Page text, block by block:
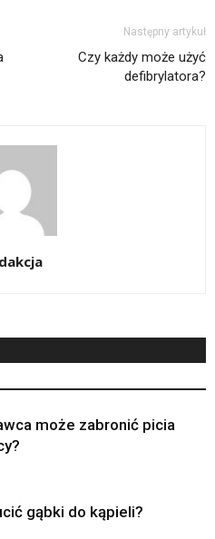
Następny artykuł
Czy każdy może użyć
defibrylatora?
może zabronić picia
gąbki do kąpieli?